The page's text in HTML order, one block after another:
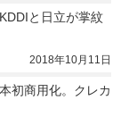
と日立が掌紋
2018年10月11日
初商用化。クレカ